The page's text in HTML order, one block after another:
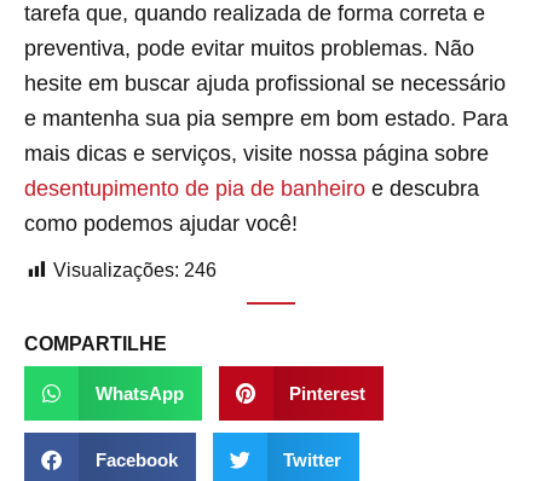
tarefa que, quando realizada de forma correta e
preventiva, pode evitar muitos problemas. Não
hesite em buscar ajuda profissional se necessário
e mantenha sua pia sempre em bom estado. Para
mais dicas e serviços, visite nossa página sobre
desentupimento de pia de banheiro e descubra
como podemos ajudar você!
Visualizações: 246
COMPARTILHE
WhatsApp Pinterest
Facebook Twitter